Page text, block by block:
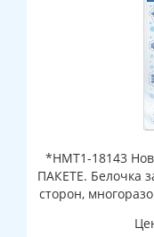
*НМТ1-18143
ПАКЕТЕ. Белочка
сторон,
с